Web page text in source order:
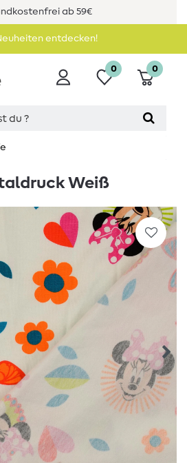
ab 59€
entdecken!
0 0
Weiß